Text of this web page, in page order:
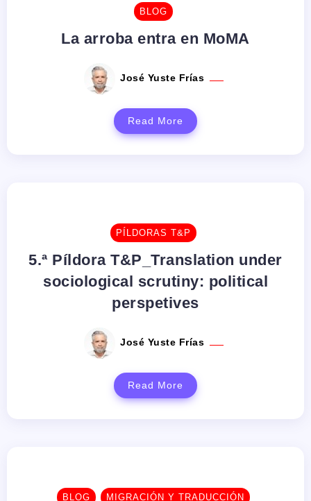
BLOG
La arroba entra en MoMA
José Yuste Frías
Read More
PÍLDORAS T&P
5.ª Píldora T&P_Translation under
sociological scrutiny: political
perspetives
José Yuste Frías
Read More
BLOG MIGRACIÓN Y TRADUCCIÓN